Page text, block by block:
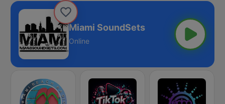
Miami SoundSets
Online